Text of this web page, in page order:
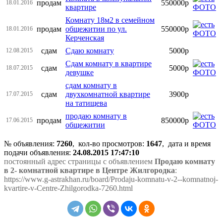
18.01.2016 продам
квартире
550000р
18.01.2016 продам
Комнату 18м2 в семейном
общежитии по ул.
Керченская
550000р
12.08.2015 сдам Сдаю комнату 5000р
18.07.2015 сдам
Сдам комнату в квартире
девушке
5000р
17.07.2015 сдам
сдам комнату в
двухкомнатной квартире
на татищева
3900р
17.06.2015 продам
продаю комнату в
общежитии
850000р
№ объявления: 7260, кол-во просмотров: 1647, дата и время
подачи объявления: 24.08.2015 17:47:10
постоянный адрес страницы с объявлением Продаю комнату
в 2- комнатной квартире в Центре Жилгородка:
https://www.g-astrakhan.ru/board/Prodaju-komnatu-v-2--komnatnoj-
kvartire-v-Centre-Zhilgorodka-7260.html